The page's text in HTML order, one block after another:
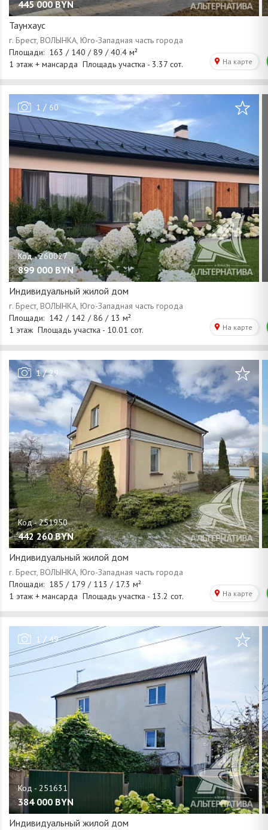
445 000 BYN
Таунхаус
1 / 60
899 000 BYN
Индивидуальный жилой дом
1/29
442 260 BYN
Индивидуальный жилой дом
1 /49
384 000 BYN
Индивидуальный жилой дом